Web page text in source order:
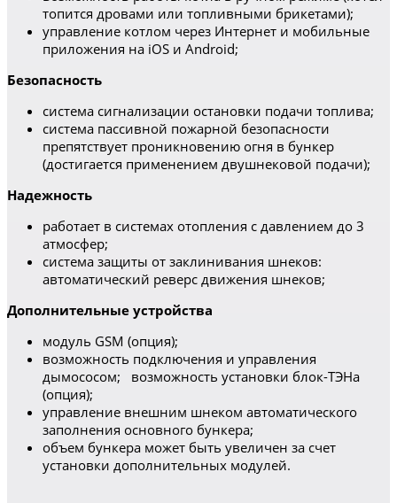
топится дровами или топливными брикетами);
управление котлом через Интернет и мобильные
приложения на iOS и Android;
Безопасность
система сигнализации остановки подачи топлива;
система пассивной пожарной безопасности
препятствует проникновению огня в бункер
(достигается применением двушнековой подачи);
Надежность
работает в системах отопления с давлением до 3
атмосфер;
система защиты от заклинивания шнеков:
автоматический реверс движения шнеков;
Дополнительные устройства
модуль GSM (опция);
возможность подключения и управления
дымососом; возможность установки блок-ТЭНа
(опция);
управление внешним шнеком автоматического
заполнения основного бункера;
объем бункера может быть увеличен за счет
установки дополнительных модулей.